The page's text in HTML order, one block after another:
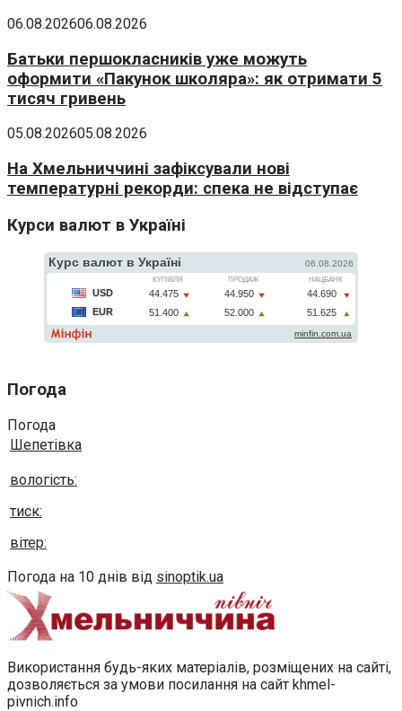
06.08.202606.08.2026
Батьки першокласників уже можуть
оформити «Пакунок школяра»: як отримати 5
тисяч гривень
05.08.202605.08.2026
На Хмельниччині зафіксували нові
температурні рекорди: спека не відступає
Курси валют в Україні
Погода
Погода
Шепетівка
вологість:
тиск:
вітер:
Погода на 10 днів від sinoptik.ua
Використання будь-яких матеріалів, розміщених на сайті,
дозволяється за умови посилання на сайт khmel-
pivnich.info